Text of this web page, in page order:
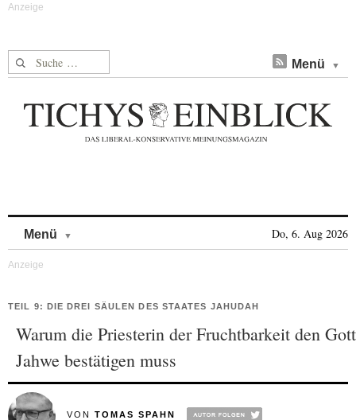
Suche nach: Menü
Menü Do, 6. Aug 2026
TEIL 9: DIE DREI SÄULEN DES STAATES JAHUDAH
Warum die Priesterin der Fruchtbarkeit den Gott
Jahwe bestätigen muss
VON TOMAS SPAHN